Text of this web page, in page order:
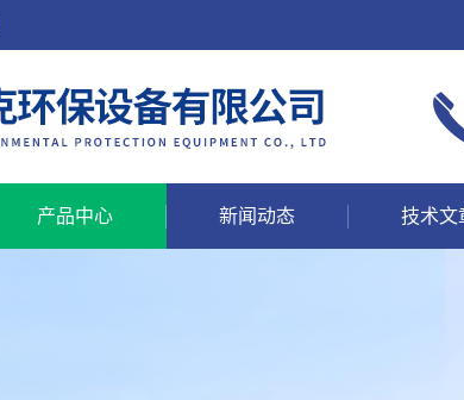
产品中心 新闻动态 技术文